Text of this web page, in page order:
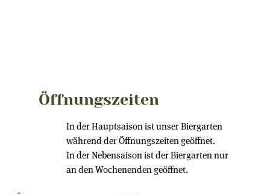
Öffnungszeiten
In der Hauptsaison ist unser Biergarten
während der Öffnungszeiten geöffnet.
In der Nebensaison ist der Biergarten nur
an den Wochenenden geöffnet.